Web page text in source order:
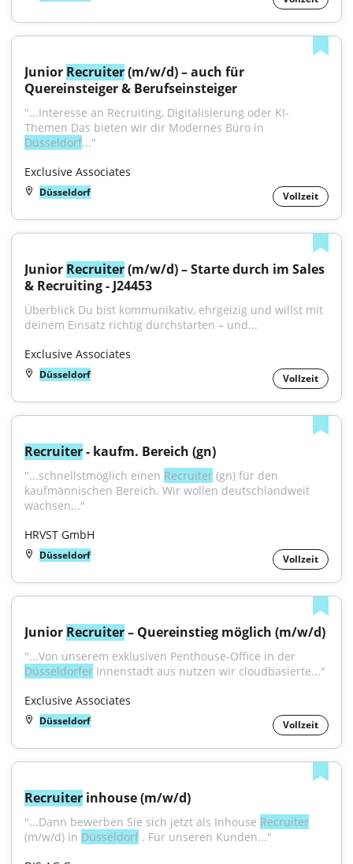
Junior Recruiter (m/w/d) – auch für
Quereinsteiger & Berufseinsteiger
"...Interesse an Recruiting, Digitalisierung oder KI-
Düsseldorf..."
Exclusive Associates
Düsseldorf Vollzeit
Junior Recruiter (m/w/d) – Starte durch im Sales
& Recruiting - J24453
Überblick Du bist kommunikativ, ehrgeizig und willst mit
deinem Einsatz richtig durchstarten – und...
Exclusive Associates
Düsseldorf Vollzeit
Recruiter - kaufm. Bereich (gn)
"...schnellstmöglich einen Recruiter (gn) für den
kaufmännischen Bereich. Wir wollen deutschlandweit
wachsen..."
HRVST GmbH
Düsseldorf Vollzeit
Junior Recruiter – Quereinstieg möglich (m/w/d)
Düsseldorfer Innenstadt aus nutzen wir cloudbasierte..."
Exclusive Associates
Düsseldorf Vollzeit
Recruiter inhouse (m/w/d)
"...Dann bewerben Sie sich jetzt als Inhouse Recruiter
(m/w/d) in Düsseldorf . Für unseren Kunden..."